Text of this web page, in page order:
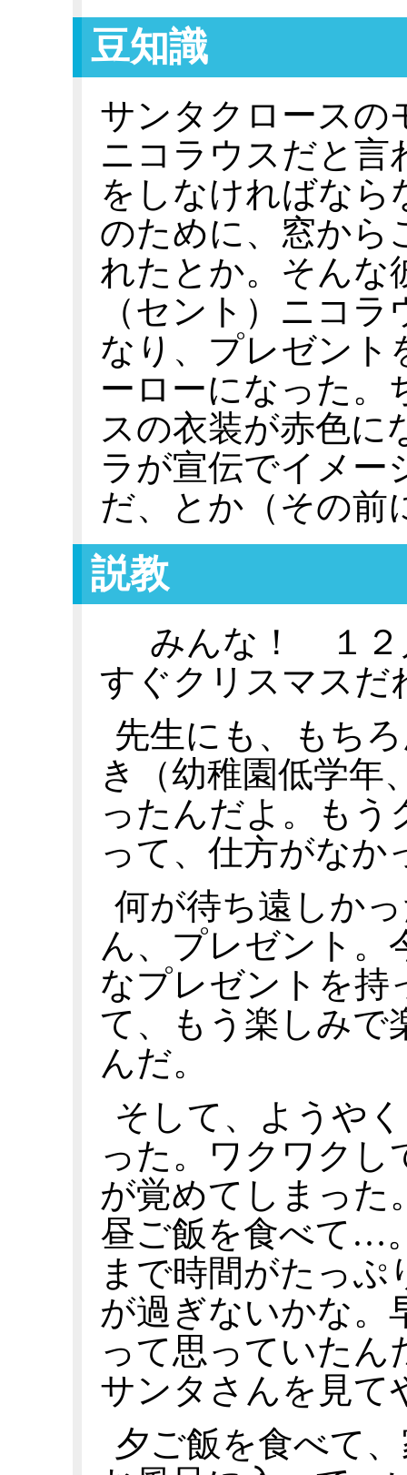
豆知識
サンタクロースの
ニコラウスだと言
をしなければなら
のために、窓から
れたとか。そんな
（セント）ニコ
なり、プレゼント
ーローになった。
スの衣装が赤色に
ラが宣伝でイメー
だ、とか（その前
説教
みんな！ １２
すぐクリスマスだ
先生にも、もち
き（幼稚園低学年
ったんだよ。もう
って、仕方がなか
何が待ち遠しか
ん、プレゼント。
なプレゼントを持
て、もう楽しみで
んだ。
そして、ようや
った。ワクワクし
が覚めてしまった
昼ご飯を食べて…
まで時間がたっぷ
が過ぎないかな。
って思っていたん
サンタさんを見て
夕ご飯を食べて